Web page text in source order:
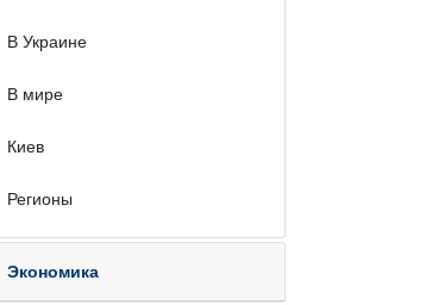
В Украине
В мире
Киев
Регионы
Экономика